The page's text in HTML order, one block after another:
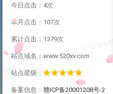
今日点击：4次
本月点击：107次
累计点击：1379次
站点域名：www.520xv.com
站点星级：
备案信息： 赣ICP备20001208号-2